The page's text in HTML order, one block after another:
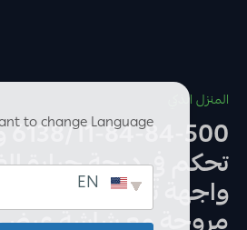
المنزل الذكي
to change Language?